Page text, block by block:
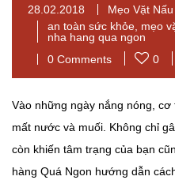
28.02.2018
Mẹo Vặt Nấu
an toàn sức khỏe mẹo
nha hang qua ngon
0 Comments
0
Vào những ngày nắng nóng,
mất nước và muối. Không chỉ
còn khiến tâm trạng của bạn
hàng Quá Ngon hướng dẫn